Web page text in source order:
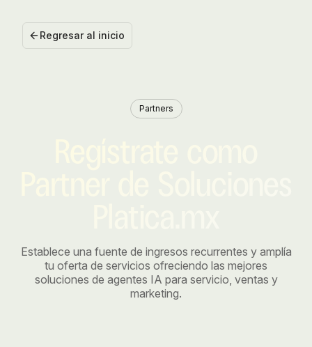
Regresar al inicio
Partners
Establece una fuente de ingresos recurrentes y amplía
tu oferta de servicios ofreciendo las mejores
soluciones de agentes IA para servicio, ventas y
marketing.